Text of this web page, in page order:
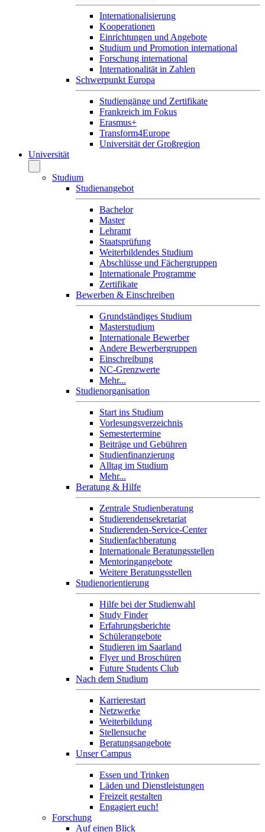
Internationalisierung
Kooperationen
Einrichtungen und Angebote
Studium und Promotion international
Forschung international
Internationalität in Zahlen
Schwerpunkt Europa
Studiengänge und Zertifikate
Frankreich im Fokus
Erasmus+
Transform4Europe
Universität der Großregion
Universität
Studium
Studienangebot
Bachelor
Master
Lehramt
Staatsprüfung
Weiterbildendes Studium
Abschlüsse und Fächergruppen
Internationale Programme
Zertifikate
Bewerben & Einschreiben
Grundständiges Studium
Masterstudium
Internationale Bewerber
Andere Bewerbergruppen
Einschreibung
NC-Grenzwerte
Mehr...
Studienorganisation
Start ins Studium
Vorlesungsverzeichnis
Semestertermine
Beiträge und Gebühren
Studienfinanzierung
Alltag im Studium
Mehr...
Beratung & Hilfe
Zentrale Studienberatung
Studierendensekretariat
Studierenden-Service-Center
Studienfachberatung
Internationale Beratungsstellen
Mentoringangebote
Weitere Beratungsstellen
Studienorientierung
Hilfe bei der Studienwahl
Study Finder
Erfahrungsberichte
Schülerangebote
Studieren im Saarland
Flyer und Broschüren
Future Students Club
Nach dem Studium
Karrierestart
Netzwerke
Weiterbildung
Stellensuche
Beratungsangebote
Unser Campus
Essen und Trinken
Läden und Dienstleistungen
Freizeit gestalten
Engagiert euch!
Forschung
Auf einen Blick